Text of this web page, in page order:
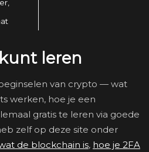
leren
van crypto — wat
werken, hoe je een
gratis te leren via goede
zelf op deze site onder
de blockchain is, hoe je 2FA